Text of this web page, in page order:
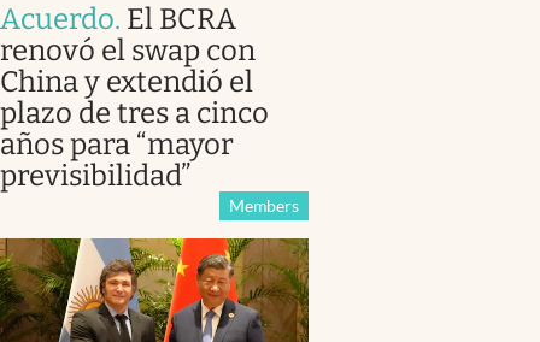
Acuerdo. El BCRA
renovó el swap con
China y extendió el
plazo de tres a cinco
años para “mayor
previsibilidad”
Members